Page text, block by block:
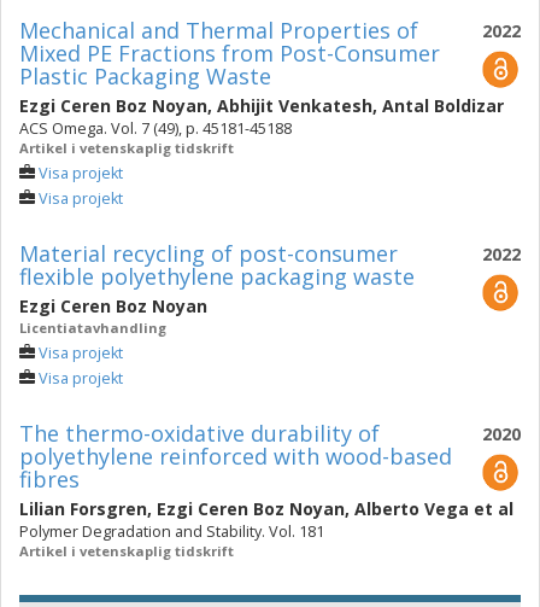
2022
Mechanical and Thermal Properties of
Mixed PE Fractions from Post-Consumer
Plastic Packaging Waste
Ezgi Ceren Boz Noyan, Abhijit Venkatesh, Antal Boldizar
ACS Omega. Vol. 7 (49), p. 45181-45188
Artikel i vetenskaplig tidskrift
Visa projekt
Visa projekt
2022
Material recycling of post-consumer
flexible polyethylene packaging waste
Ezgi Ceren Boz Noyan
Licentiatavhandling
Visa projekt
Visa projekt
2020
The thermo-oxidative durability of
polyethylene reinforced with wood-based
fibres
Lilian Forsgren, Ezgi Ceren Boz Noyan, Alberto Vega et al
Polymer Degradation and Stability. Vol. 181
Artikel i vetenskaplig tidskrift